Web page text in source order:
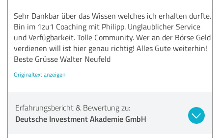
Sehr Dankbar über das Wissen welches ich erhalten durfte.
Bin im 1zu1 Coaching mit Philipp. Unglaublicher Service
und Verfügbarkeit. Tolle Community. Wer an der Börse Geld
verdienen will ist hier genau richtig! Alles Gute weiterhin!
Beste Grüsse Walter Neufeld
Originaltext anzeigen
Erfahrungsbericht & Bewertung zu:
Deutsche Investment Akademie GmbH